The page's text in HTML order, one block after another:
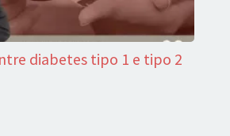
diabetes tipo 1 e tipo 2